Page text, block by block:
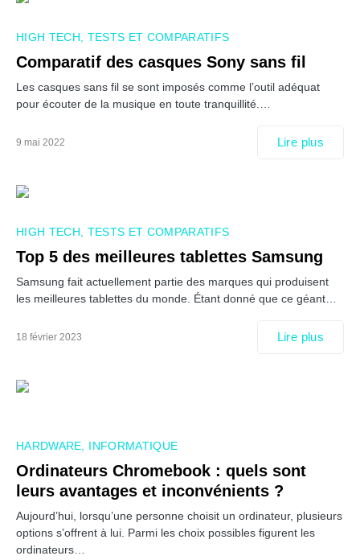
HIGH TECH TESTS ET COMPARATIFS
Comparatif des casques Sony sans fil
Les casques sans fil se sont imposés comme l’outil adéquat
pour écouter de la musique en toute tranquillité.…
9 mai 2022 Lire plus
HIGH TECH TESTS ET COMPARATIFS
Top 5 des meilleures tablettes Samsung
Samsung fait actuellement partie des marques qui produisent
les meilleures tablettes du monde. Étant donné que ce géant…
18 février 2023 Lire plus
HARDWARE INFORMATIQUE
Ordinateurs Chromebook : quels sont
leurs avantages et inconvénients ?
Aujourd’hui, lorsqu’une personne choisit un ordinateur, plusieurs
options s’offrent à lui. Parmi les choix possibles figurent les
ordinateurs…